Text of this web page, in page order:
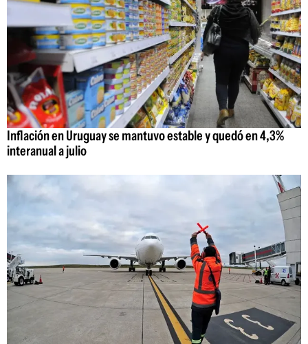
Inflación en Uruguay se mantuvo estable y quedó en 4,3%
interanual a julio